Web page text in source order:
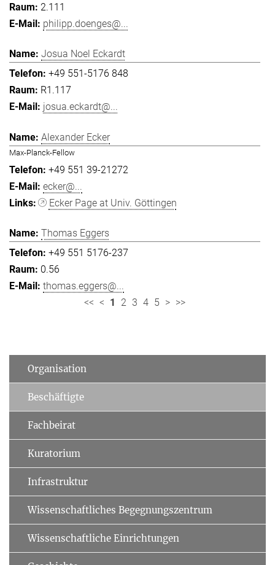
2.111
philipp.doenges@...
Josua Noel Eckardt
+49 551-5176 848
R1.117
josua.eckardt@...
Alexander Ecker
Max-Planck-Fellow
+49 551 39-21272
ecker@...
Ecker Page at Univ. Göttingen
Thomas Eggers
+49 551 5176-237
0.56
thomas.eggers@...
<< < 1 2 3 4 5 > >>
Organisation
Beschäftigte
Fachbeirat
Kuratorium
Infrastruktur
Wissenschaftliches Begegnungszentrum
Wissenschaftliche Einrichtungen